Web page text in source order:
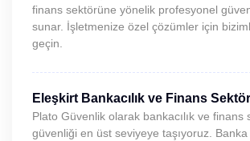
finans sektörüne yönelik profesyonel
sunar. İşletmenize özel çözümler için
geçin.
Eleşkirt Bankacılık ve Finans
Plato Güvenlik olarak bankacılık ve finans
güvenliği en üst seviyeye taşıyoruz.